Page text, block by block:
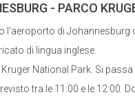
- PARCO
l'aeroporto di Johannesburg
di lingua inglese.
National Park. Si
tra le 11:00 e le 12:00.